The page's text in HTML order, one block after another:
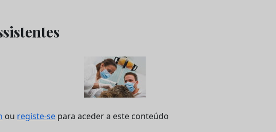
ou registe-se para aceder a este conteúdo